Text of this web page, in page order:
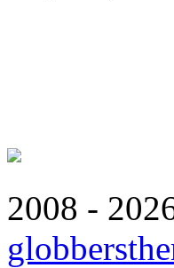
2008 -